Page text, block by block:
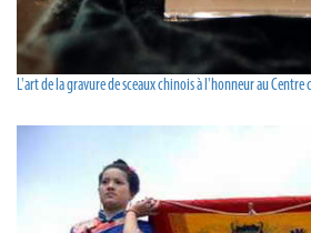
L'art de la gravure de sceaux chinois à l'honneur au